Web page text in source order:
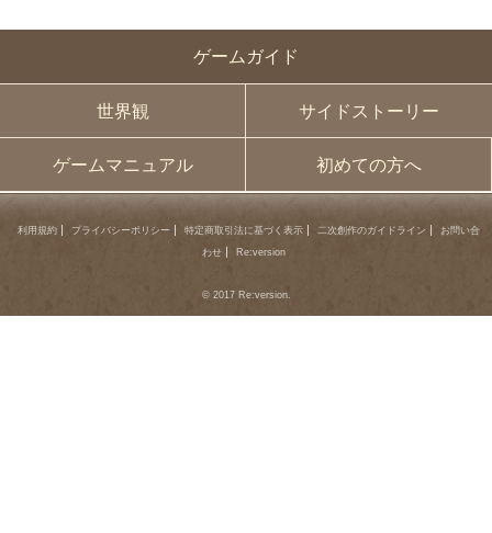
ゲームガイド
世界観 サイドストーリー
ゲームマニュアル 初めての方へ
利用規約 プライバシーポリシー 特定商取引法に基づく表示 二次創作のガイドライン
お問い合
わせ
Re:version
© 2017 Re:version.